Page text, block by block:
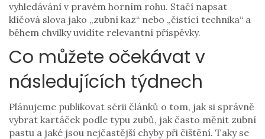
vyhledávání v pravém horním rohu. Stačí napsat
klíčová slova jako „zubní kaz“ nebo „čistící technika“ a
během chvilky uvidíte relevantní příspěvky.
Co můžete očekávat v
následujících týdnech
Plánujeme publikovat sérii článků o tom, jak si správně
vybrat kartáček podle typu zubů, jak často měnit zubní
pastu a jaké jsou nejčastější chyby při čištění. Taky se